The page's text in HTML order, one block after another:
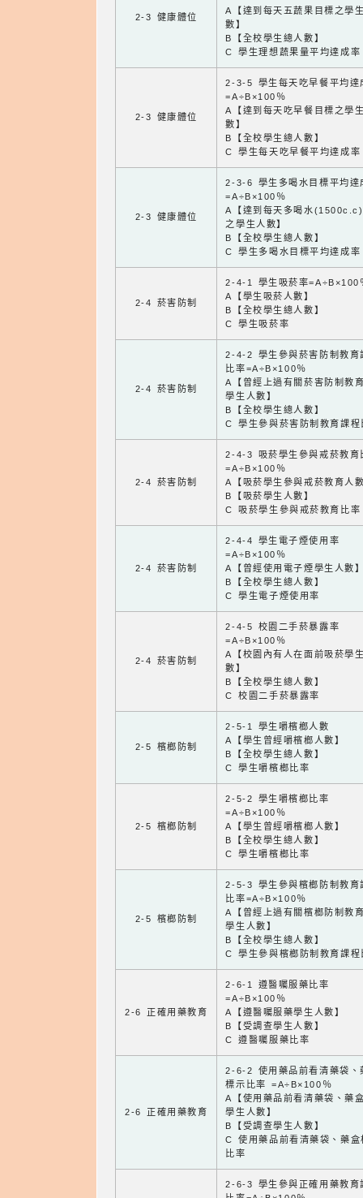
2-3 健康體位
A【達到每天五蔬果目標之學
數】
B【全校學生總人數】
C 學生理想蔬果量平均達成率
2-3 健康體位
2-3-5 學生每天吃早餐平均達
=A÷B×100％
A【達到每天吃早餐目標之學
數】
B【全校學生總人數】
C 學生每天吃早餐平均達成率
2-3 健康體位
2-3-6 學生多喝水目標平均達
=A÷B×100％
A【達到每天多喝水
之學生人數】
B【全校學生總人數】
C 學生多喝水目標平均達成率
2-4 菸害防制
2-4-1 學生吸菸率=A÷B×100
A【學生吸菸人數】
B【全校學生總人數】
C 學生吸菸率
2-4 菸害防制
2-4-2 學生參與菸害防制教育
比率=A÷B×100％
A【曾經上過有關菸害防制教
學生人數】
B【全校學生總人數】
C 學生參與菸害防制教育課程
2-4 菸害防制
2-4-3 吸菸學生參與戒菸教育
=A÷B×100％
A【吸菸學生參與戒菸教育人
B【吸菸學生人數】
C 吸菸學生參與戒菸教育比率
2-4 菸害防制
2-4-4 學生電子煙使用率
=A÷B×100％
A【曾經使用電子煙學生人數
B【全校學生總人數】
C 學生電子煙使用率
2-4 菸害防制
2-4-5 校園二手菸暴露率
=A÷B×100％
A【校園內有人在面前吸菸學
數】
B【全校學生總人數】
C 校園二手菸暴露率
2-5 檳榔防制
2-5-1 學生嚼檳榔人數
A【學生曾經嚼檳榔人數】
B【全校學生總人數】
C 學生嚼檳榔比率
2-5 檳榔防制
2-5-2 學生嚼檳榔比率
=A÷B×100％
A【學生曾經嚼檳榔人數】
B【全校學生總人數】
C 學生嚼檳榔比率
2-5 檳榔防制
2-5-3 學生參與檳榔防制教育
比率=A÷B×100％
A【曾經上過有關檳榔防制教
學生人數】
B【全校學生總人數】
C 學生參與檳榔防制教育課程
2-6 正確用藥教育
2-6-1 遵醫囑服藥比率
=A÷B×100％
A【遵醫囑服藥學生人數】
B【受調查學生人數】
C 遵醫囑服藥比率
2-6 正確用藥教育
2-6-2 使用藥品前看清藥袋、
標示比率 =A÷B×100％
A【使用藥品前看清藥袋、藥
學生人數】
B【受調查學生人數】
C 使用藥品前看清藥袋、藥盒
比率
2-6-3 學生參與正確用藥教育